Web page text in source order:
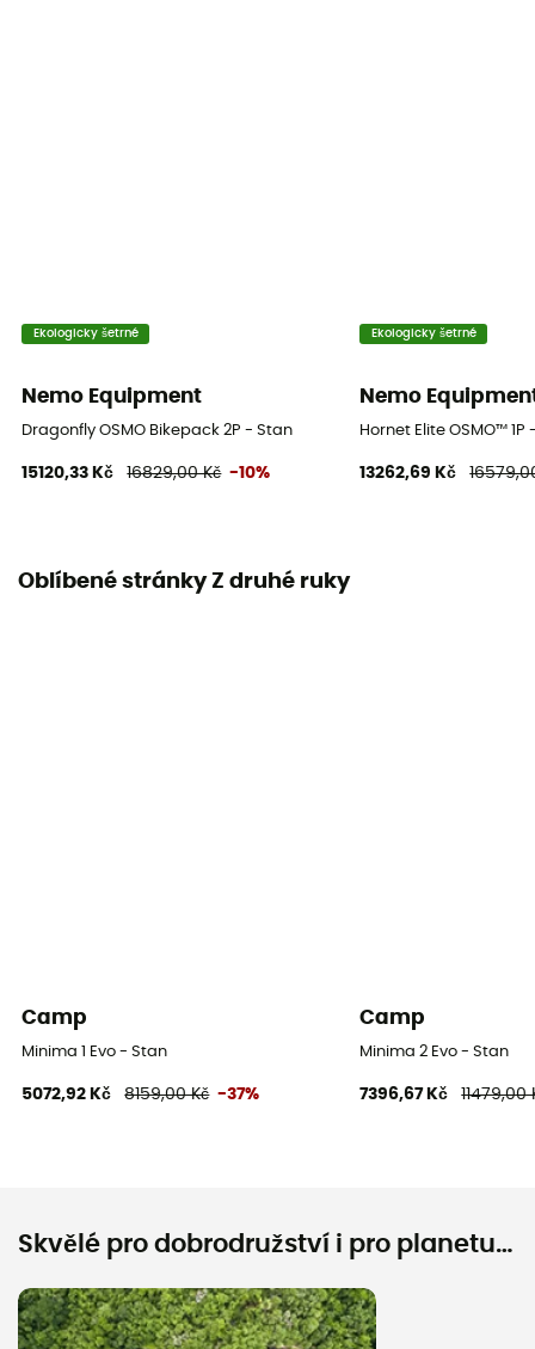
Nezahrnuto
Ekologicky šetrné
Nemo Equipment
Dragonfly OSMO Bikepack 2P - Stan
15120,33 Kč 16829,00 Kč -10%
Ekologicky šetrné
Nemo
Hornet Elite OSMO™ 1P
13262,69 Kč
Oblíbené stránky Z druhé ruky
Camp
Minima 1 Evo - Stan
5072,92 Kč 8159,00 Kč -37%
Camp
Minima 2 Evo - Stan
7396,67 Kč 11479,00
Skvělé pro dobrodružství i pro planetu…